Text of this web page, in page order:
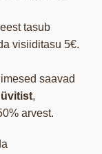
tasub
visiiditasu 5€.
saavad
,
arvest.